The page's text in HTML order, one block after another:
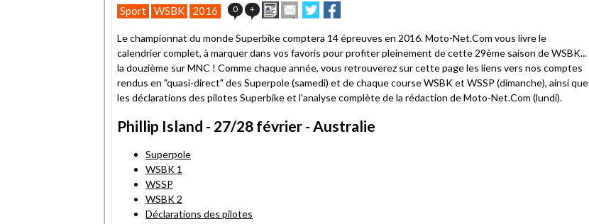
Sport WSBK 2016 0 + ImprimerEnvoyer
cet
à
un
ami
Partager
sur
sur
Le championnat du monde Superbike comptera 14 épreuves en 2016. Moto-Net.Com vous livre le
calendrier complet, à marquer dans vos favoris pour profiter pleinement de cette 29ème saison de WSBK...
la douzième sur MNC ! Comme chaque année, vous retrouverez sur cette page les liens vers nos comptes
rendus en "quasi-direct" des Superpole (samedi) et de chaque course WSBK et WSSP (dimanche), ainsi que
les déclarations des pilotes Superbike et l'analyse complète de la rédaction de Moto-Net.Com (lundi).
Phillip Island - 27/28 février - Australie
Superpole
WSBK 1
WSSP
WSBK 2
Déclarations des pilotes